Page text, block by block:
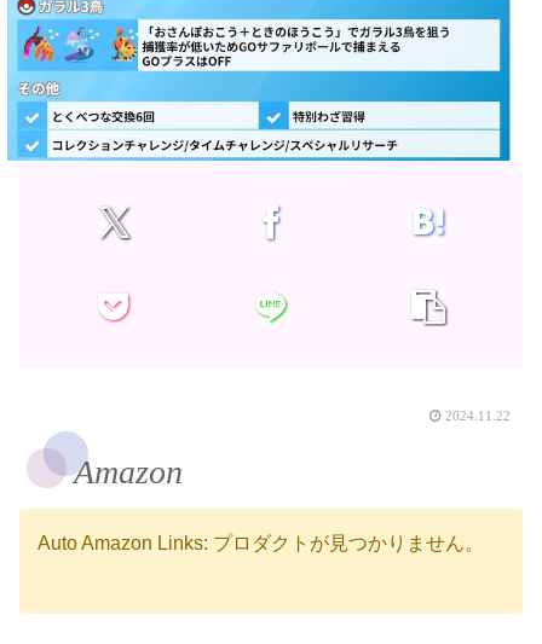
2024.11.22
Amazon
Auto Amazon Links: プロダクトが見つかりません。